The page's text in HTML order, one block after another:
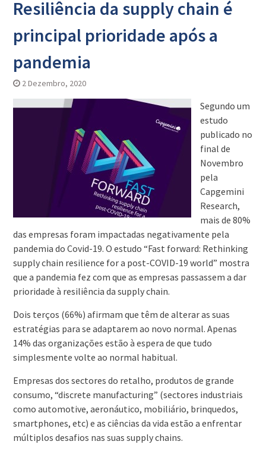
Resiliência da supply chain é
principal prioridade após a
pandemia
2 Dezembro, 2020
Segundo um
estudo
publicado no
final de
Novembro
pela
Capgemini
Research,
mais de 80%
das empresas foram impactadas negativamente pela
pandemia do Covid-19. O estudo “Fast forward: Rethinking
supply chain resilience for a post-COVID-19 world” mostra
que a pandemia fez com que as empresas passassem a dar
prioridade à resiliência da supply chain.
Dois terços (66%) afirmam que têm de alterar as suas
estratégias para se adaptarem ao novo normal. Apenas
14% das organizações estão à espera de que tudo
simplesmente volte ao normal habitual.
Empresas dos sectores do retalho, produtos de grande
consumo, “discrete manufacturing” (sectores industriais
como automotive, aeronáutico, mobiliário, brinquedos,
smartphones, etc) e as ciências da vida estão a enfrentar
múltiplos desafios nas suas supply chains.